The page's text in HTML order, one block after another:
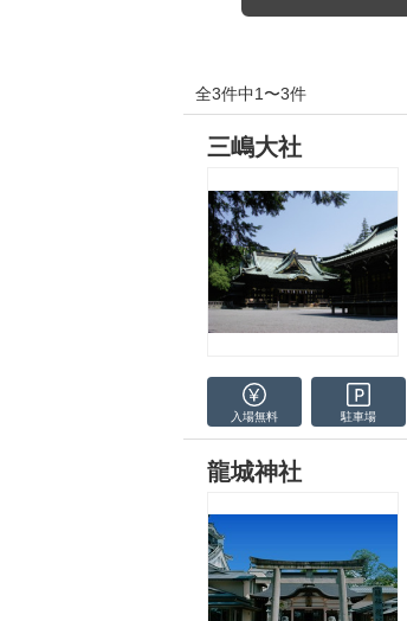
全3件中1〜3件
三嶋大社
入場無料 駐車場
龍城神社